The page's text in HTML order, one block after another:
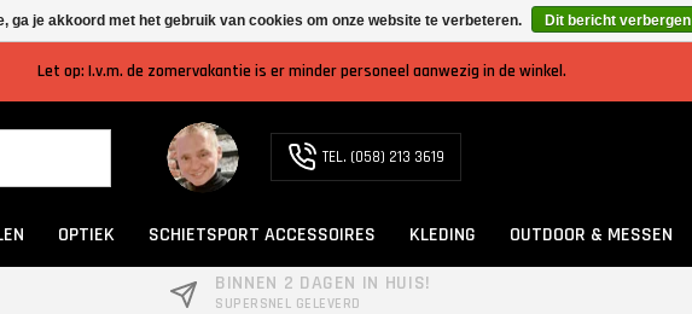
Let op: I.v.m. de zomervakantie is er minder personeel aanwezig in de winkel.
TEL. (058) 213 3619
OPTIEK SCHIETSPORT ACCESSOIRES KLEDING OUTDOOR & MESSEN
BINNEN 2 DAGEN IN HUIS!
SUPERSNEL GELEVERD
ga je akkoord met het gebruik van cookies om onze website te verbeteren. Dit bericht verbergen